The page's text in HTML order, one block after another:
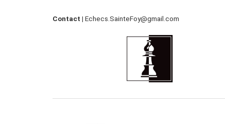
Contact | Echecs.SainteFoy@gmail.com